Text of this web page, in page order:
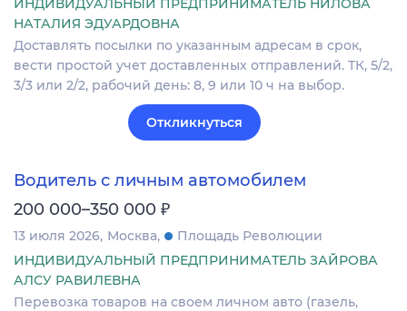
ИНДИВИДУАЛЬНЫЙ ПРЕДПРИНИМАТЕЛЬ НИЛОВА
НАТАЛИЯ ЭДУАРДОВНА
Доставлять посылки по указанным адресам в срок,
вести простой учет доставленных отправлений. ТК, 5/2,
3/3 или 2/2, рабочий день: 8, 9 или 10 ч на выбор.
Откликнуться
Водитель с личным автомобилем
200 000–350 000 ₽
13 июля 2026 Москва
Площадь Революции
ИНДИВИДУАЛЬНЫЙ ПРЕДПРИНИМАТЕЛЬ ЗАЙРОВА
АЛСУ РАВИЛЕВНА
Перевозка товаров на своем личном авто (газель,